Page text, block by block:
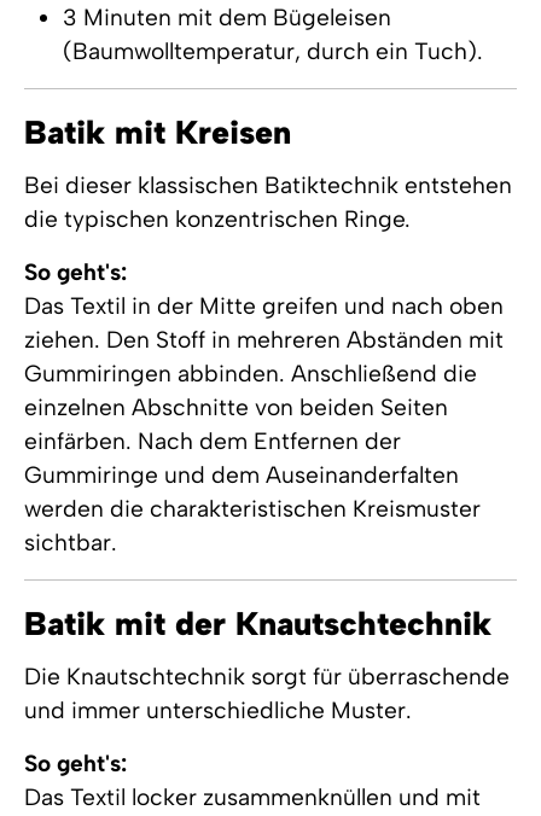
3 Minuten mit dem Bügeleisen
(Baumwolltemperatur, durch ein Tuch).
Batik mit Kreisen
Bei dieser klassischen Batiktechnik entstehen
die typischen konzentrischen Ringe.
So geht's:
Das Textil in der Mitte greifen und nach oben
ziehen. Den Stoff in mehreren Abständen mit
Gummiringen abbinden. Anschließend die
einzelnen Abschnitte von beiden Seiten
einfärben. Nach dem Entfernen der
Gummiringe und dem Auseinanderfalten
werden die charakteristischen Kreismuster
sichtbar.
Batik mit der Knautschtechnik
Die Knautschtechnik sorgt für überraschende
und immer unterschiedliche Muster.
So geht's:
Das Textil locker zusammenknüllen und mit